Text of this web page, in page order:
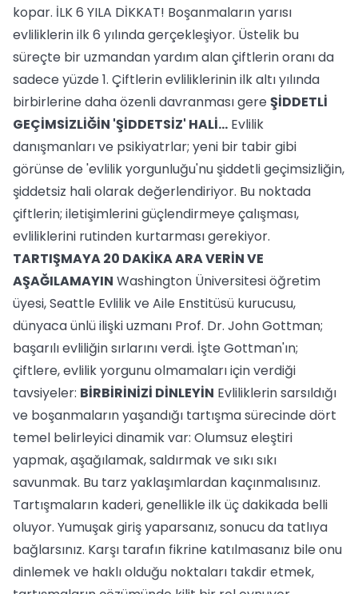
kopar. İLK 6 YILA DİKKAT! Boşanmaların yarısı
evliliklerin ilk 6 yılında gerçekleşiyor. Üstelik bu
süreçte bir uzmandan yardım alan çiftlerin oranı da
sadece yüzde 1. Çiftlerin evliliklerinin ilk altı yılında
birbirlerine daha özenli davranması gereŞİDDETLİ
GEÇİMSİZLİĞİN 'ŞİDDETSİZ' HALİ... Evlilik
danışmanları ve psikiyatrlar; yeni bir tabir gibi
görünse de 'evlilik yorgunluğu'nu şiddetli geçimsizliğin,
şiddetsiz hali olarak değerlendiriyor. Bu noktada
çiftlerin; iletişimlerini güçlendirmeye çalışması,
evliliklerini rutinden kurtarması gerekiyor.
TARTIŞMAYA 20 DAKİKA ARA VERİN VE
AŞAĞILAMAYIN Washington Üniversitesi öğretim
üyesi, Seattle Evlilik ve Aile Enstitüsü kurucusu,
dünyaca ünlü ilişki uzmanı Prof. Dr. John Gottman;
başarılı evliliğin sırlarını verdi. İşte Gottman'ın;
çiftlere, evlilik yorgunu olmamaları için verdiği
tavsiyeler: BİRBİRİNİZİ DİNLEYİN Evliliklerin sarsıldığı
ve boşanmaların yaşandığı tartışma sürecinde dört
temel belirleyici dinamik var: Olumsuz eleştiri
yapmak, aşağılamak, saldırmak ve sıkı sıkı
savunmak. Bu tarz yaklaşımlardan kaçınmalısınız.
Tartışmaların kaderi, genellikle ilk üç dakikada belli
oluyor. Yumuşak giriş yaparsanız, sonucu da tatlıya
bağlarsınız. Karşı tarafın fikrine katılmasanız bile onu
dinlemek ve haklı olduğu noktaları takdir etmek,